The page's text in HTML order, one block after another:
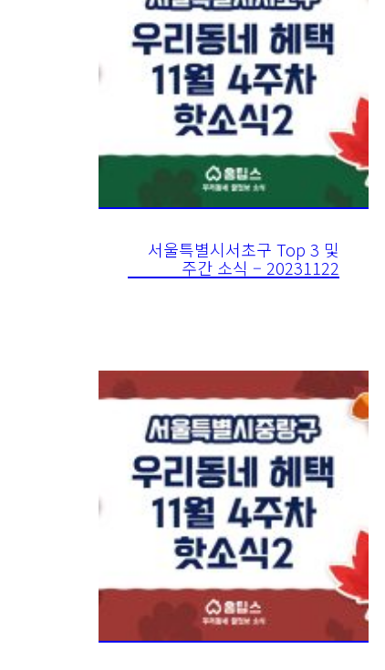
서울특별시서초구 Top 3 및
주간 소식 – 20231122